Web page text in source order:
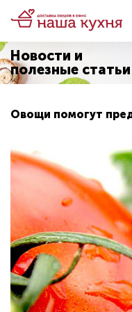
Новости и
полезные статьи
Овощи помогут